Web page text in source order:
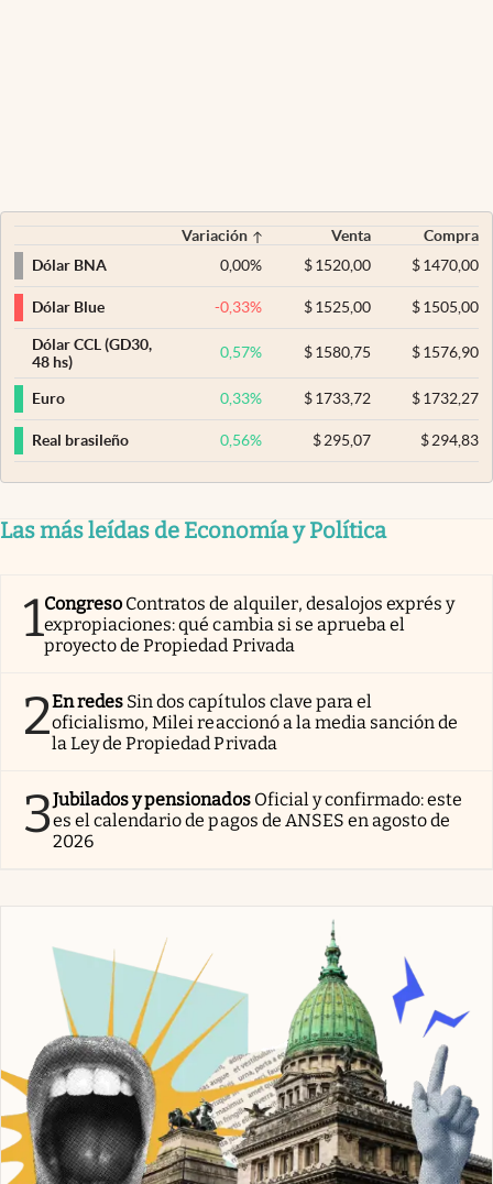
Variación Venta
Compra
Dólar BNA
0,00% $ 1520,00 $1470,00
Dólar Blue -0,33% $ 1525,00 $1505,00
Dólar CCL (GD30,
48 hs)
0,57% $ 1580,75 $1576,90
Euro 0,33% $ 1733,72 $1732,27
Real brasileño 0,56% $ 295,07 $294,83
Las más leídas de Economía y Política
1Congreso Contratos de alquiler, desalojos exprés y
expropiaciones: qué cambia si se aprueba el
proyecto de Propiedad Privada
2En redes Sin dos capítulos clave para el
oficialismo, Milei reaccionó a la media sanción de
la Ley de Propiedad Privada
3Jubilados y pensionados Oficial y confirmado: este
es el calendario de pagos de ANSES en agosto de
2026